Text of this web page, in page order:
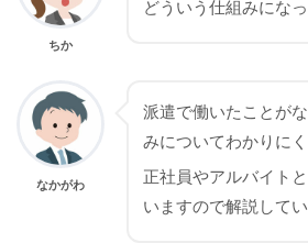
ちか
どういう仕組みにな
なかがわ
派遣で働いたことが
みについてわかりに
正社員やアルバイト
いますので解説してい